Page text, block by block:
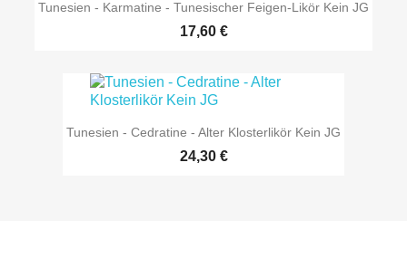
Tunesien - Karmatine - Tunesischer Feigen-Likör Kein JG
17,60 €
Tunesien - Cedratine - Alter Klosterlikör Kein JG
24,30 €